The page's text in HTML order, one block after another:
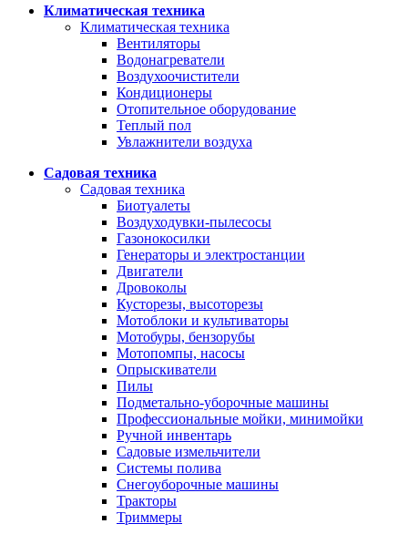
Климатическая техника
Климатическая техника
Вентиляторы
Водонагреватели
Воздухоочистители
Кондиционеры
Отопительное оборудование
Теплый пол
Увлажнители воздуха
Садовая техника
Садовая техника
Биотуалеты
Воздуходувки-пылесосы
Газонокосилки
Генераторы и электростанции
Двигатели
Дровоколы
Кусторезы, высоторезы
Мотоблоки и культиваторы
Мотобуры, бензорубы
Мотопомпы, насосы
Опрыскиватели
Пилы
Подметально-уборочные машины
Профессиональные мойки, минимойки
Ручной инвентарь
Садовые измельчители
Системы полива
Снегоуборочные машины
Тракторы
Триммеры